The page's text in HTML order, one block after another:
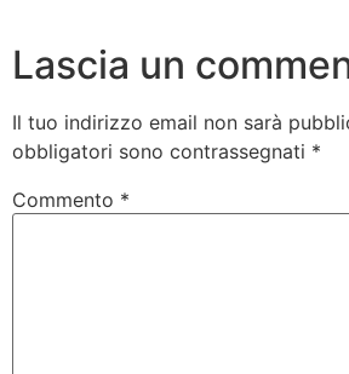
Lascia un
Il tuo indirizzo email non sarà
obbligatori sono contrassegnati *
Commento *